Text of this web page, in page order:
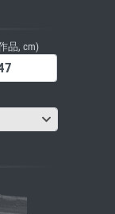
品, cm)